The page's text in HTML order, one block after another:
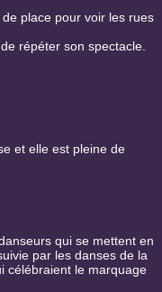
place pour voir les rues
répéter son spectacle.
et elle est pleine de
qui se mettent en
par les danses de la
célébraient le marquage